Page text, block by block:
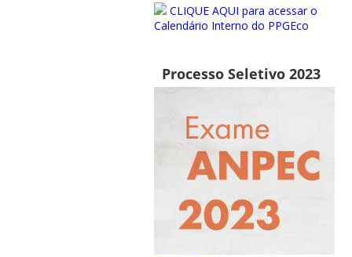
CLIQUE AQUI para acessar o
Calendário Interno do PPGEco
Processo Seletivo 2023